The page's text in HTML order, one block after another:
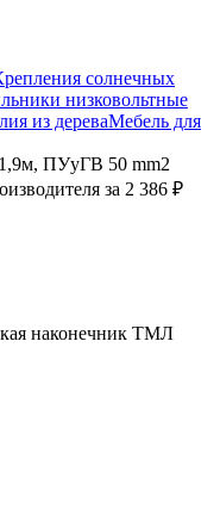
солнечных
низковольтные
из дереваМебель для
ПУуГВ 50 mm2
за 2 386 ₽
наконечник ТМЛ